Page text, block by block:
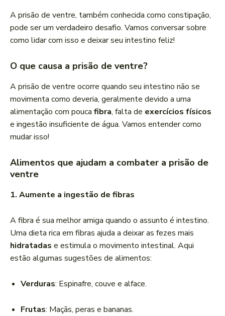
A prisão de ventre, também conhecida como constipação,
pode ser um verdadeiro desafio. Vamos conversar sobre
como lidar com isso e deixar seu intestino feliz!
O que causa a prisão de ventre?
A prisão de ventre ocorre quando seu intestino não se
movimenta como deveria, geralmente devido a uma
alimentação com pouca fibra, falta de exercícios físicos
e ingestão insuficiente de água. Vamos entender como
mudar isso!
Alimentos que ajudam a combater a prisão de
ventre
1. Aumente a ingestão de fibras
A fibra é sua melhor amiga quando o assunto é intestino.
Uma dieta rica em fibras ajuda a deixar as fezes mais
hidratadas e estimula o movimento intestinal. Aqui
estão algumas sugestões de alimentos:
Verduras: Espinafre, couve e alface.
Frutas: Maçãs, peras e bananas.